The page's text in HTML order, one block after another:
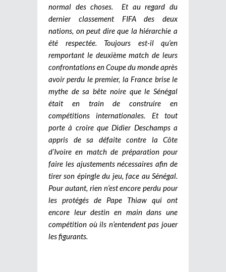
normal des choses. Et au regard du
dernier classement FIFA des deux
nations, on peut dire que la hiérarchie a
été respectée. Toujours est-il qu’en
remportant le deuxième match de leurs
confrontations en Coupe du monde après
avoir perdu le premier, la France brise le
mythe de sa bête noire que le Sénégal
était en train de construire en
compétitions internationales. Et tout
porte à croire que Didier Deschamps a
appris de sa défaite contre la Côte
d’Ivoire en match de préparation pour
faire les ajustements nécessaires afin de
tirer son épingle du jeu, face au Sénégal.
Pour autant, rien n’est encore perdu pour
les protégés de Pape Thiaw qui ont
encore leur destin en main dans une
compétition où ils n’entendent pas jouer
les figurants.